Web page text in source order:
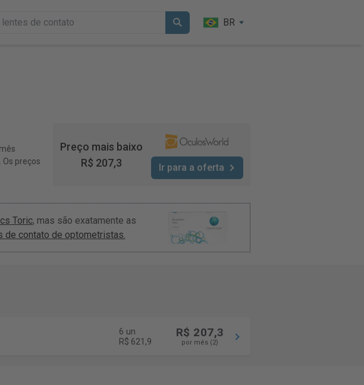
BR
preços
Preço mais baixo
R$ 207,3
Ir para a oferta
Toric, mas são exatamente as
de contato de optometristas.
6 un
R$ 621,9
R$ 207,3
por mês (2)